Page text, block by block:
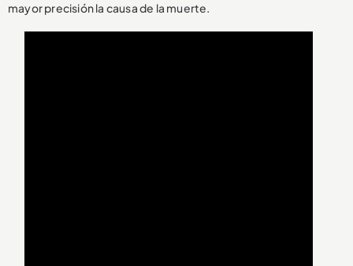
mayor precisión la causa de la muerte.